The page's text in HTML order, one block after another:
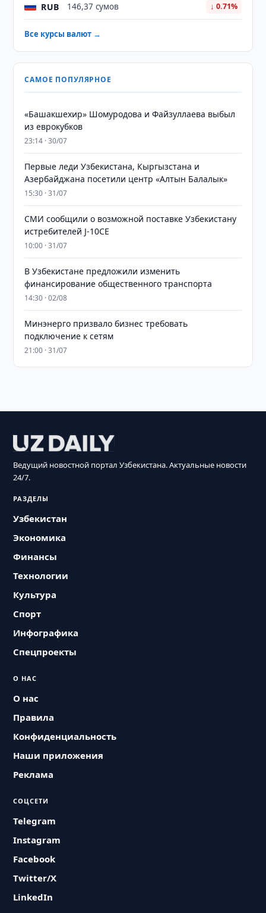
RUB 146,37 сумов ↓ 0.71%
Все курсы валют →
САМОЕ ПОПУЛЯРНОЕ
«Башакшехир» Шомуродова и Файзуллаева выбыл
из еврокубков
23:14 · 30/07
Первые леди Узбекистана, Кыргызстана и
Азербайджана посетили центр «Алтын Балалык»
15:30 · 31/07
СМИ сообщили о возможной поставке Узбекистану
истребителей J-10CE
10:00 · 31/07
В Узбекистане предложили изменить
финансирование общественного транспорта
14:30 · 02/08
Минэнерго призвало бизнес требовать
подключение к сетям
21:00 · 31/07
Ведущий новостной портал Узбекистана. Актуальные новости
24/7.
РАЗДЕЛЫ
Узбекистан
Экономика
Финансы
Технологии
Культура
Спорт
Инфографика
Спецпроекты
О НАС
О нас
Правила
Конфиденциальность
Наши приложения
Реклама
СОЦСЕТИ
Telegram
Instagram
Facebook
Twitter/X
LinkedIn